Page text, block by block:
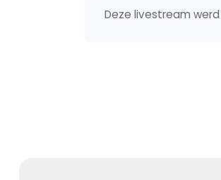
Deze livestream